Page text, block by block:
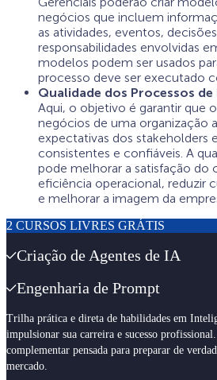
negócios que incluem
as atividades, eventos,
responsabilidades envolvidas
modelos podem ser usados
processo deve ser executado
Qualidade dos Processos
Aqui, o objetivo é garantir que
negócios de uma organização
expectativas dos stakeholders
consistentes e confiáveis. A
pode melhorar a satisfação do
eficiência operacional, reduzir
e melhorar a imagem da
2 CURSOS LIVRES GRÁTIS
Criação de Agentes de IA
Engenharia de Prompt
Trilha prática e direta de habilidades em
impulsionar sua carreira e sucesso
complementar pensada para preparar de
mercado.